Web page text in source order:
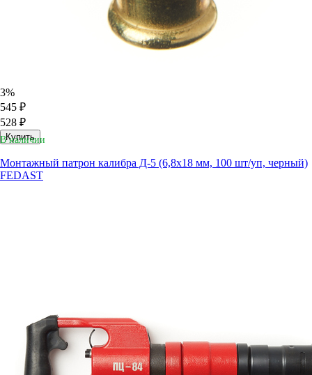
3%
545 ₽
528 ₽
Купить
В наличии
Монтажный патрон калибра Д-5 (6,8х18 мм, 100 шт/уп, черный)
FEDAST